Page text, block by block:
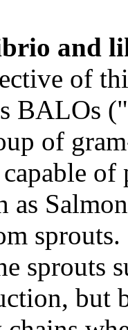
and
of
BALOs
of
as
sprouts
but